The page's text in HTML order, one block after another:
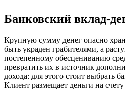
Банковский вклад-
Крупную сумму денег опасно
быть украден грабителями, а
постепенному обесцениванию
превратить их в источник
дохода: для этого стоит выбрать
Клиент размещает деньги на